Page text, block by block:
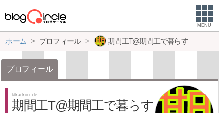
MENU
ホーム プロフィール 期間工T@期間工で暮らす
プロフィール
kikankou_de
期間工T@期間工で暮らす